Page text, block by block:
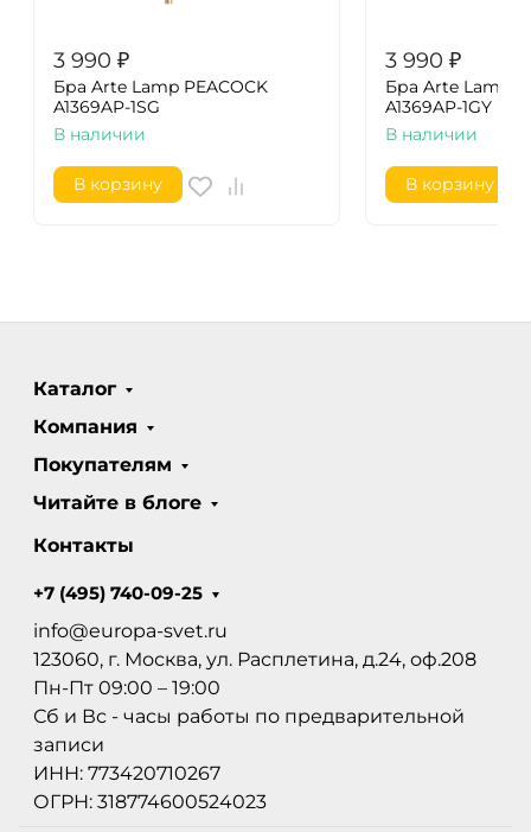
3 990 ₽
Бра Arte Lamp PEACOCK
A1369AP-1SG
В наличии
В корзину
3 990 ₽
Бра Arte Lamp
A1369AP-1GY
В наличии
В корзину
Каталог
Компания
Покупателям
Читайте в блоге
Контакты
+7 (495) 740-09-25
info@europa-svet.ru
123060, г. Москва, ул. Расплетина, д.24, оф.208
Пн-Пт 09:00 – 19:00
Сб и Вс - часы работы по предварительной
записи
ИНН: 773420710267
ОГРН: 318774600524023